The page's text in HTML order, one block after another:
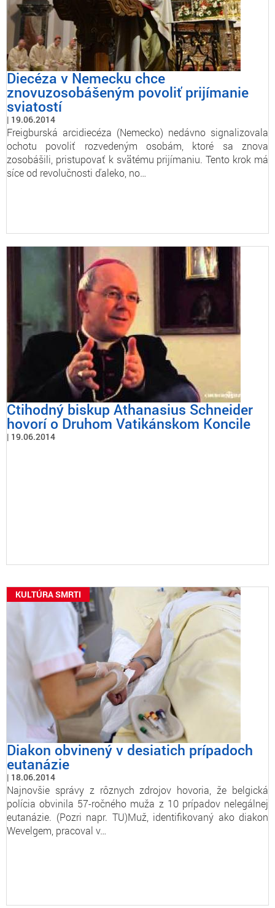
Diecéza v Nemecku chce
znovuzosobášeným povoliť prijímanie
sviatostí
19.06.2014
Freigburská arcidiecéza (Nemecko) nedávno signalizovala
ochotu povoliť rozvedeným osobám, ktoré sa znova
zosobášili, pristupovať k svätému prijímaniu. Tento krok má
síce od revolučnosti ďaleko, no…
Ctihodný biskup Athanasius Schneider
hovorí o Druhom Vatikánskom Koncile
19.06.2014
KULTÚRA SMRTI
Diakon obvinený v desiatich prípadoch
eutanázie
18.06.2014
Najnovšie správy z rôznych zdrojov hovoria, že belgická
polícia obvinila 57-ročného muža z 10 prípadov nelegálnej
eutanázie. (Pozri napr. TU)Muž, identifikovaný ako diakon
Wevelgem, pracoval v…